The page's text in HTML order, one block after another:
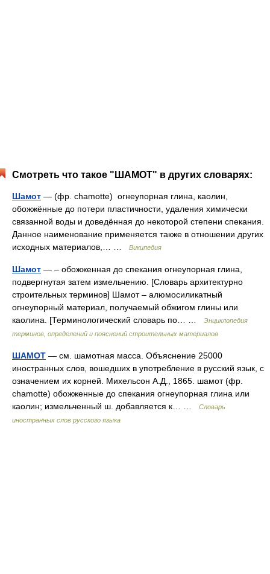
Смотреть что такое "ШАМОТ" в других словарях:
Шамот — (фр. chamotte) огнеупорная глина, каолин,
обожжённые до потери пластичности, удаления химически
связанной воды и доведённая до некоторой степени спекания.
Данное наименование применяется также в отношении других
исходных материалов,… …
Википедия
Шамот — – обожженная до спекания огнеупорная глина,
подвергнутая затем измельчению. [Словарь архитектурно
строительных терминов] Шамот – алюмосиликатный
огнеупорный материал, получаемый обжигом глины или
каолина. [Терминологический словарь по… …
Энциклопедия
терминов, определений и пояснений строительных материалов
ШАМОТ — см. шамотная масса. Объяснение 25000
иностранных слов, вошедших в употребление в русский язык, с
означением их корней. Михельсон А.Д., 1865. шамот (фр.
chamotte) обожженные до спекания огнеупорная глина или
каолин; измельченный ш. добавляется к… …
Словарь
иностранных слов русского языка